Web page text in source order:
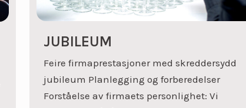
JUBILEUM
Feire firmaprestasjoner med skreddersydd
jubileum Planlegging og forberedelser
Forståelse av firmaets personlighet: Vi